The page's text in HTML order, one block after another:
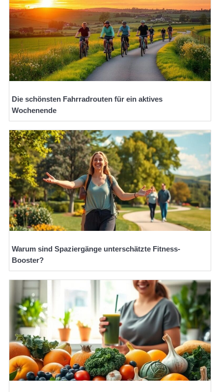
Die schönsten Fahrradrouten für ein aktives
Wochenende
Warum sind Spaziergänge unterschätzte Fitness-
Booster?